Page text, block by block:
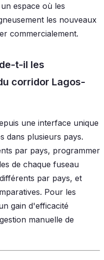
espace où les
les nouveaux
commercialement.
t-il les
corridor Lagos-
une interface unique
dans plusieurs pays.
par pays, programmer
de chaque fuseau
par pays, et
Pour les
gain d'efficacité
manuelle de